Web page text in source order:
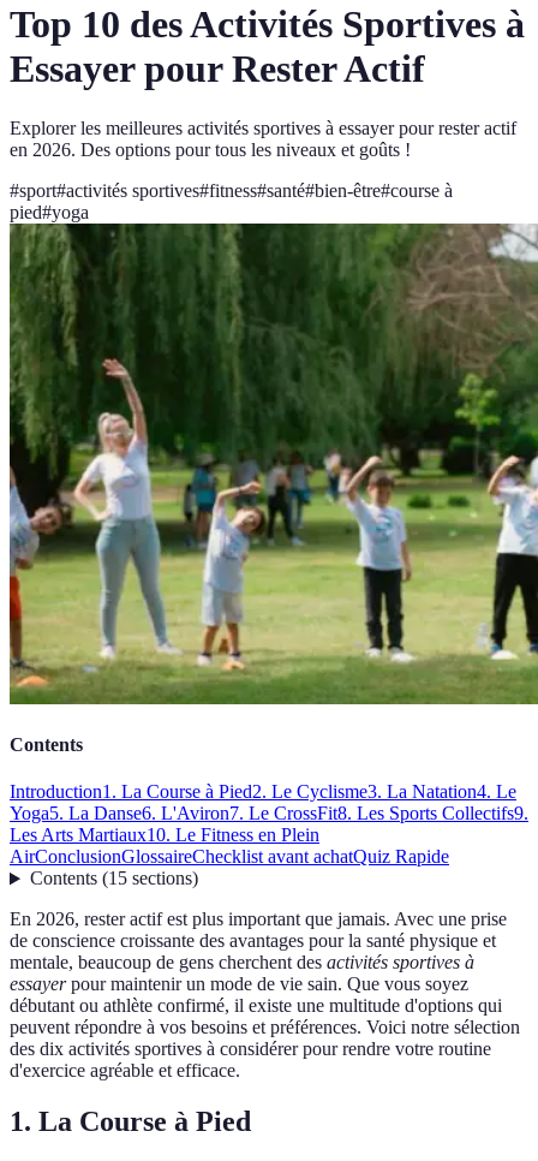
Top 10 des Activités Sportives à
Essayer pour Rester Actif
Explorer les meilleures activités sportives à essayer pour rester actif
en 2026. Des options pour tous les niveaux et goûts !
#sport#activités sportives#fitness#santé#bien-être#course à
pied#yoga
Contents
Introduction1. La Course à Pied2. Le Cyclisme3. La Natation4. Le
Yoga5. La Danse6. L'Aviron7. Le CrossFit8. Les Sports Collectifs9.
Les Arts Martiaux10. Le Fitness en Plein
AirConclusionGlossaireChecklist avant achatQuiz Rapide
Contents(15 sections)
En 2026, rester actif est plus important que jamais. Avec une prise
de conscience croissante des avantages pour la santé physique et
mentale, beaucoup de gens cherchent des activités sportives à
essayerpour maintenir un mode de vie sain. Que vous soyez
débutant ou athlète confirmé, il existe une multitude d'options qui
peuvent répondre à vos besoins et préférences. Voici notre sélection
des dix activités sportives à considérer pour rendre votre routine
d'exercice agréable et efficace.
1. La Course à Pied